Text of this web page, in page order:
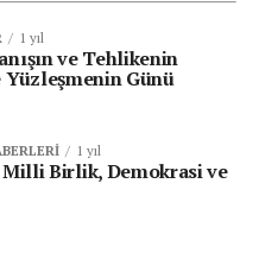
1 yıl
ve Tehlikenin
Yüzleşmenin Günü
1 yıl
Milli Birlik, Demokrasi ve